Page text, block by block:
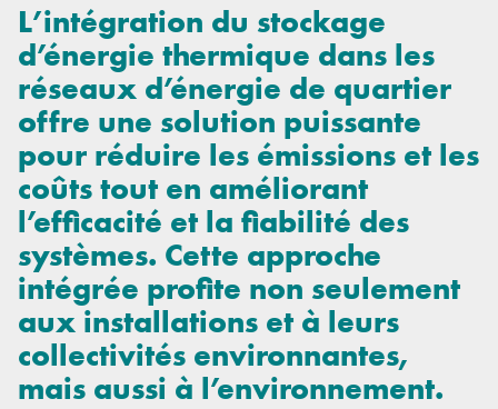
L’intégration du stockage
d’énergie thermique dans les
réseaux d’énergie de quartier
offre une solution puissante
pour réduire les émissions et les
coûts tout en améliorant
l’efficacité et la fiabilité des
systèmes. Cette approche
intégrée profite non seulement
aux installations et à leurs
collectivités environnantes,
mais aussi à l’environnement.